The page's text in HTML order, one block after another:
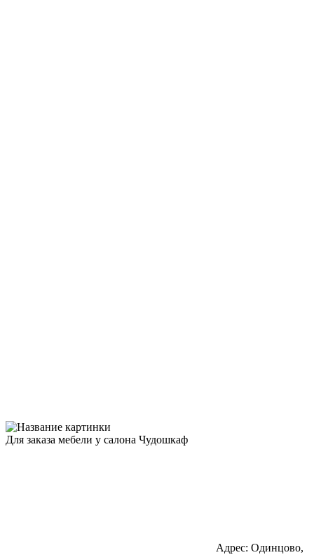
Для заказа мебели у салона Чудошкаф
Адрес: Одинцово,